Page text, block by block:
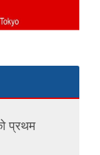
प्रथम